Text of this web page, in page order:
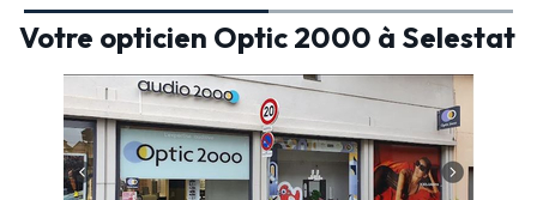
Votre opticien Optic 2000 à Selestat